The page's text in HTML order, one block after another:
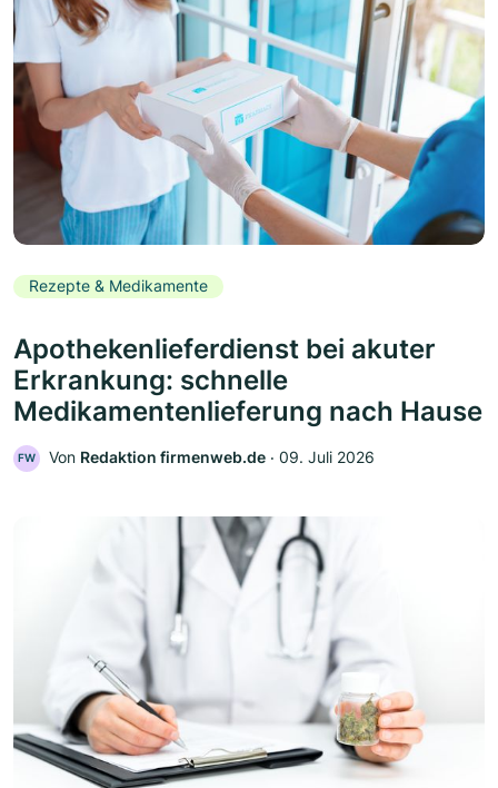
Rezepte & Medikamente
Apothekenlieferdienst bei akuter
Erkrankung: schnelle
Medikamentenlieferung nach Hause
FW Von Redaktion firmenweb.de ‧ 09. Juli 2026